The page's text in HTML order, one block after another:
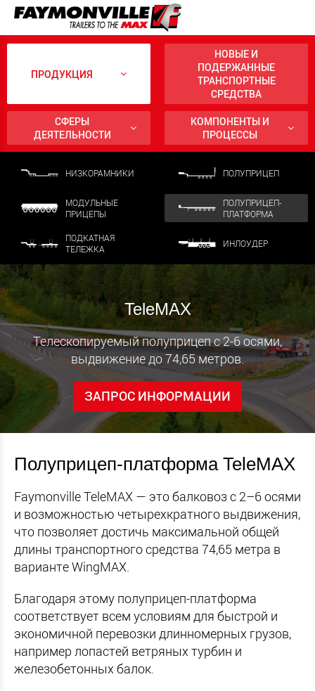
ПРОДУКЦИЯ
НОВЫЕ И
ПОДЕРЖАННЫЕ
ТРАНСПОРТНЫЕ
СРЕДСТВА
СФЕРЫ
ДЕЯТЕЛЬНОСТИ
КОМПОНЕНТЫ И
ПРОЦЕССЫ
НИЗКОРАМНИКИ ПОЛУПРИЦЕП
МОДУЛЬНЫЕ
ПРИЦЕПЫ
ПОЛУПРИЦЕП-
ПЛАТФОРМА
ПОДКАТНАЯ
ТЕЛЕЖКА
ИНЛОУДЕР
TeleMAX
Телескопируемый полуприцеп с 2-6 осями,
выдвижение до 74,65 метров.
ЗАПРОС ИНФОРМАЦИИ
Полуприцеп-платформа TeleMAX
Faymonville TeleMAX — это балковоз с 2–6 осями
и возможностью четырехкратного выдвижения,
что позволяет достичь максимальной общей
длины транспортного средства 74,65 метра в
варианте WingMAX.
Благодаря этому полуприцеп-платформа
соответствует всем условиям для быстрой и
экономичной перевозки длинномерных грузов,
например лопастей ветряных турбин и
железобетонных балок.